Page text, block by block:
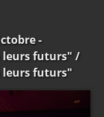
-
leurs futurs" /
leurs futurs"